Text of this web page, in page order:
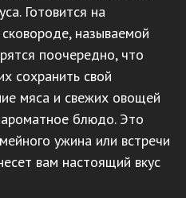
Готовится на
называемой
поочередно, что
сохранить свой
мяса и свежих овощей
блюдо. Это
ужина или встречи
вам настоящий вкус